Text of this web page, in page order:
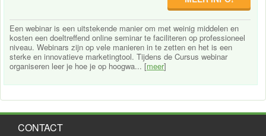
Een webinar is een uitstekende manier om met weinig middelen en
kosten een doeltreffend online seminar te faciliteren op professioneel
niveau. Webinars zijn op vele manieren in te zetten en het is een
sterke en innovatieve marketingtool. Tijdens de Cursus webinar
organiseren leer je hoe je op hoogwa... [meer]
CONTACT